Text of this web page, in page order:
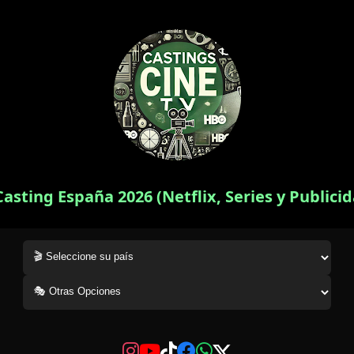
España 2026 (Netflix, Series y